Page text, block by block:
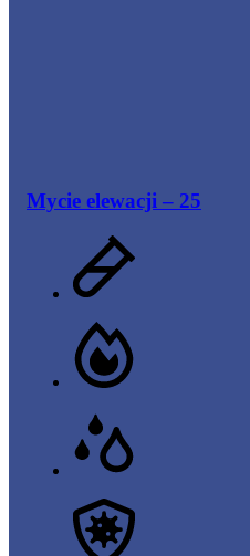
Mycie elewacji – 25